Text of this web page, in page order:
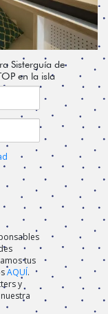
Sisterguía de
en la isla
tus
AQUÍ.
y